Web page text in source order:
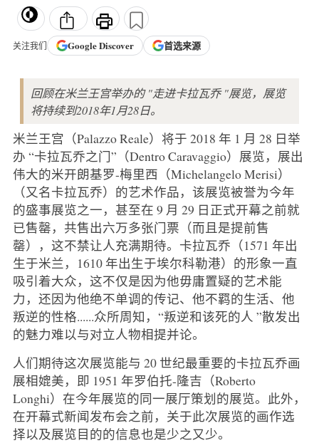
关注我们 GoogleDiscover 首选来源
回顾在米兰王宫举办的 "走进卡拉瓦乔 "展览，展览
将持续到2018年1月28日。
米兰王宫（Palazzo Reale）将于 2018 年 1 月 28 日举
办 “卡拉瓦乔之门”（Dentro Caravaggio）展览，展出
伟大的米开朗基罗-梅里西（Michelangelo Merisi）
（又名卡拉瓦乔）的艺术作品，该展览被誉为今年
的盛事展览之一，甚至在 9 月 29 日正式开幕之前就
已售罄，共售出六万多张门票（而且是提前售
罄），这不禁让人充满期待。卡拉瓦乔（1571 年出
生于米兰，1610 年出生于埃尔科勒港）的形象一直
吸引着大众，这不仅是因为他毋庸置疑的艺术能
力，还因为他绝不单调的传记、他不羁的生活、他
叛逆的性格......众所周知，“叛逆和该死的人 ”散发出
的魅力难以与对立人物相提并论。
人们期待这次展览能与 20 世纪最重要的卡拉瓦乔画
展相媲美，即 1951 年罗伯托-隆吉（Roberto
Longhi）在今年展览的同一展厅策划的展览。此外，
在开幕式新闻发布会之前，关于此次展览的画作选
择以及展览目的的信息也是少之又少。